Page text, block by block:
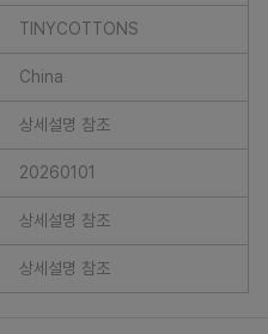
TINYCOTTONS
China
상세설명 참조
20260101
상세설명 참조
상세설명 참조